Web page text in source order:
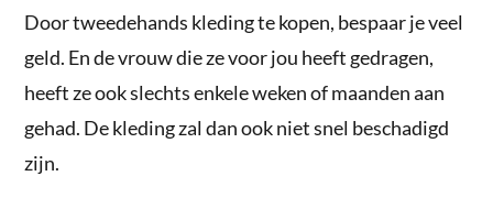
Door tweedehands kleding te kopen, bespaar je veel
geld. En de vrouw die ze voor jou heeft gedragen,
heeft ze ook slechts enkele weken of maanden aan
gehad. De kleding zal dan ook niet snel beschadigd
zijn.